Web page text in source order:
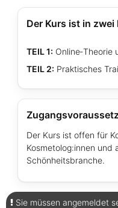
Der Kurs ist in
TEIL 1: Online‑Theorie
TEIL 2: Praktisches
Der Kurs ist offen für
Kosmetolog:innen und
Schönheitsbranche.
Sie müssen angemeldet